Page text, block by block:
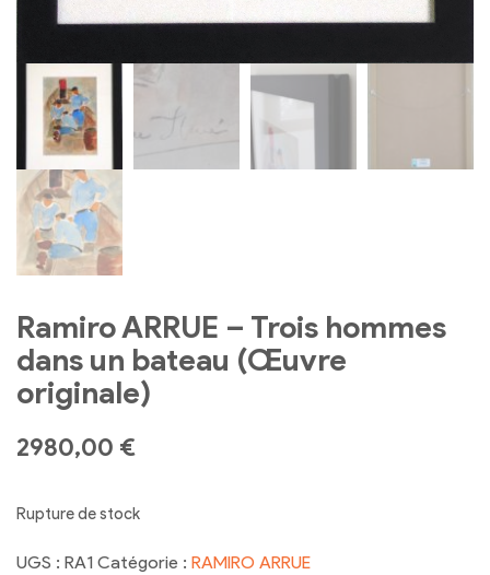
Ramiro ARRUE – Trois hommes
dans un bateau (Œuvre
originale)
2980,00 €
Rupture de stock
UGS : RA1 Catégorie : RAMIRO ARRUE